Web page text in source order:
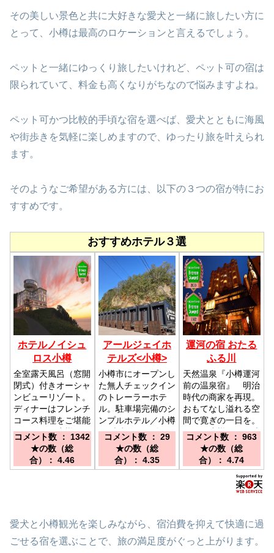
その美しい景色と共に大好きな愛犬と一緒に旅したい方に
とって、小樽は最高のロケーションと言えるでしょう。
ペットと一緒にゆっくり旅したいけれど、ペット可の宿は
限られていて、料金も高くなりがちなので悩みますよね。
ペット可かつ比較的手頃な宿を選べば、愛犬とともに海風
や街歩きを気軽に楽しめますので、ゆったり旅を叶えられ
ます。
そのようなご希望がある方には、以下の３つの宿が特にお
すすめです。
おすすめホテル３選
ホテルノイシュ
ロス小樽
全室露天風呂（窓開
閉式）付きオーシャ
ンビューリゾート。
ディナーはフレンチ
コース料理をご堪能
下さい。／小樽駅よ
り無料送迎有 要予
約（電話対応） Ｊ
Ｒ小樽駅よりバス２
コメント数 ： 1342
★の数（総
合）： 4.46
アールジェイホ
テルズ<小樽>
小樽市にオープンし
た無人チェックイン
のトレーラーホテ
ル。駐車場完備のシ
ンプルホテル／小樽
駅 徒歩約１３分
／ 北運河まで徒歩
7分 小樽ICより車
で5分
コメント数 ： 29
★の数（総
合）： 4.35
運河の宿 おたる
ふる川
天然温泉『小樽運河
前の温泉宿』 明治
時代の商家を再現。
おもてなし溢れる空
間で寛ぎの一日を。
／ＪＲ小樽駅から徒
歩約１３分（車で５
コメント数 ： 963
★の数（総
合）： 4.74
愛犬と小樽観光を楽しみながら、宿泊費を抑えて快適に過
ごせる宿を選ぶことで、旅の満足度がぐっと上がります。